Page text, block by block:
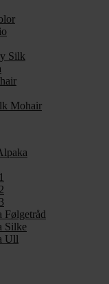
Silk
Mohair
Følgetråd
Silke
Ull